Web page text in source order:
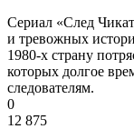
Сериал «След
и тревожных
1980-х страну
которых долгое
следователям.
0
12 875